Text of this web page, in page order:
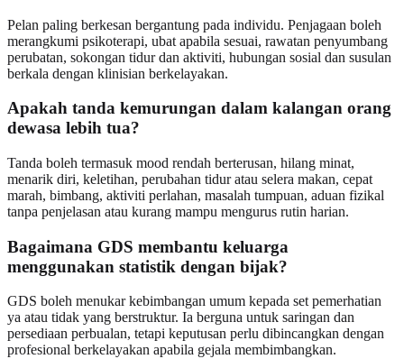
Pelan paling berkesan bergantung pada individu. Penjagaan boleh
merangkumi psikoterapi, ubat apabila sesuai, rawatan penyumbang
perubatan, sokongan tidur dan aktiviti, hubungan sosial dan susulan
berkala dengan klinisian berkelayakan.
Apakah tanda kemurungan dalam kalangan orang
dewasa lebih tua?
Tanda boleh termasuk mood rendah berterusan, hilang minat,
menarik diri, keletihan, perubahan tidur atau selera makan, cepat
marah, bimbang, aktiviti perlahan, masalah tumpuan, aduan fizikal
tanpa penjelasan atau kurang mampu mengurus rutin harian.
Bagaimana GDS membantu keluarga
menggunakan statistik dengan bijak?
GDS boleh menukar kebimbangan umum kepada set pemerhatian
ya atau tidak yang berstruktur. Ia berguna untuk saringan dan
persediaan perbualan, tetapi keputusan perlu dibincangkan dengan
profesional berkelayakan apabila gejala membimbangkan.